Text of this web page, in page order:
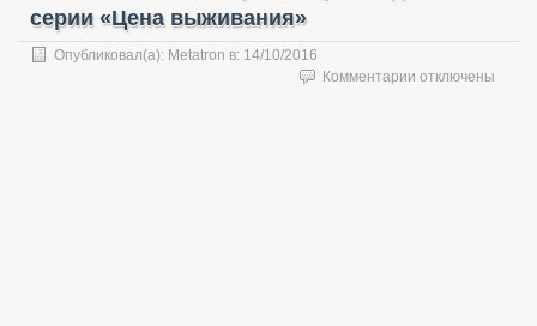
серии «Цена выживания»
Опубликовал(а): Metatron в: 14/10/2016
Комментарии котключены